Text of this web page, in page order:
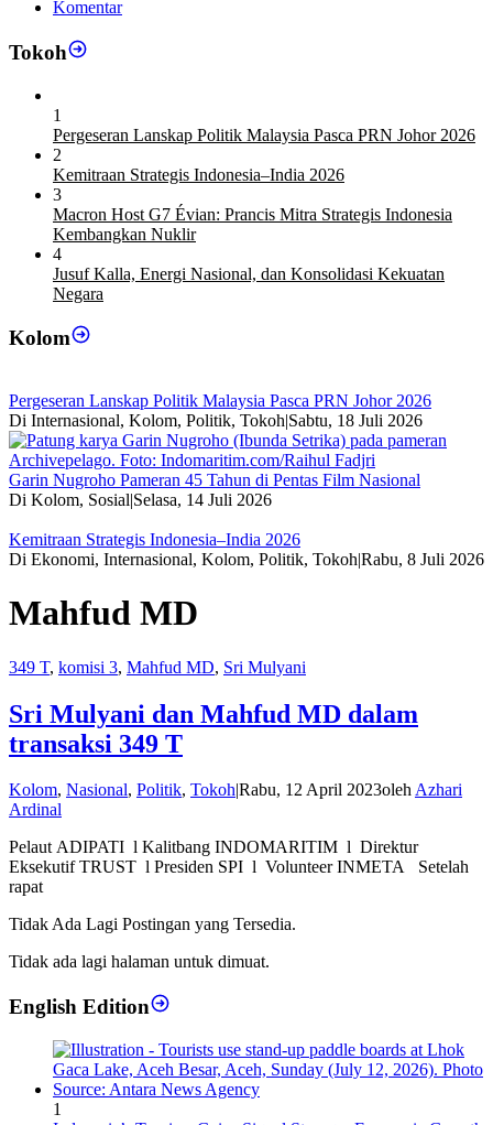
Komentar
Tokoh
1
Pergeseran Lanskap Politik Malaysia Pasca PRN Johor 2026
2
Kemitraan Strategis Indonesia–India 2026
3
Macron Host G7 Évian: Prancis Mitra Strategis Indonesia
Kembangkan Nuklir
4
Jusuf Kalla, Energi Nasional, dan Konsolidasi Kekuatan
Negara
Kolom
Pergeseran Lanskap Politik Malaysia Pasca PRN Johor 2026
Di Internasional, Kolom, Politik, Tokoh|Sabtu, 18 Juli 2026
Garin Nugroho Pameran 45 Tahun di Pentas Film Nasional
Di Kolom, Sosial|Selasa, 14 Juli 2026
Kemitraan Strategis Indonesia–India 2026
Di Ekonomi, Internasional, Kolom, Politik, Tokoh|Rabu, 8 Juli 2026
Mahfud MD
349 T, komisi 3, Mahfud MD, Sri Mulyani
Sri Mulyani dan Mahfud MD dalam
transaksi 349 T
Kolom, Nasional, Politik, TokohRabu, 12 April 2023olehAzhari
Ardinal
Pelaut ADIPATI l Kalitbang INDOMARITIM l Direktur
Eksekutif TRUST l Presiden SPI l Volunteer INMETA Setelah
rapat
Tidak Ada Lagi Postingan yang Tersedia.
Tidak ada lagi halaman untuk dimuat.
English Edition
1